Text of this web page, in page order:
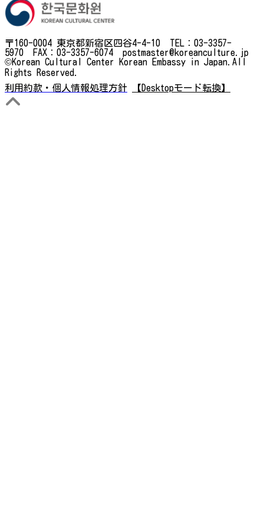
〒160-0004 東京都新宿区四谷4-4-10 TEL：03-3357-
5970 FAX：03-3357-6074 postmaster@koreanculture.jp
©Korean Cultural Center Korean Embassy in Japan.All
Rights Reserved.
利用約款・個人情報処理方針
【Desktopモード転換】